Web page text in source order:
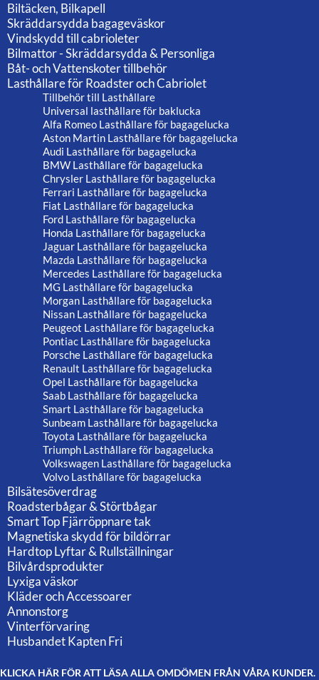
Biltäcken, Bilkapell
Skräddarsydda bagageväskor
Vindskydd till cabrioleter
Bilmattor - Skräddarsydda & Personliga
Båt- och Vattenskoter tillbehör
Lasthållare för Roadster och Cabriolet
Tillbehör till Lasthållare
Universal lasthållare för baklucka
Alfa Romeo Lasthållare för bagagelucka
Aston Martin Lasthållare för bagagelucka
Audi Lasthållare för bagagelucka
BMW Lasthållare för bagagelucka
Chrysler Lasthållare för bagagelucka
Ferrari Lasthållare för bagagelucka
Fiat Lasthållare för bagagelucka
Ford Lasthållare för bagagelucka
Honda Lasthållare för bagagelucka
Jaguar Lasthållare för bagagelucka
Mazda Lasthållare för bagagelucka
Mercedes Lasthållare för bagagelucka
MG Lasthållare för bagagelucka
Morgan Lasthållare för bagagelucka
Nissan Lasthållare för bagagelucka
Peugeot Lasthållare för bagagelucka
Pontiac Lasthållare för bagagelucka
Porsche Lasthållare för bagagelucka
Renault Lasthållare för bagagelucka
Opel Lasthållare för bagagelucka
Saab Lasthållare för bagagelucka
Smart Lasthållare för bagagelucka
Sunbeam Lasthållare för bagagelucka
Toyota Lasthållare för bagagelucka
Triumph Lasthållare för bagagelucka
Volkswagen Lasthållare för bagagelucka
Volvo Lasthållare för bagagelucka
Bilsätesöverdrag
Roadsterbågar & Störtbågar
Smart Top Fjärröppnare tak
Magnetiska skydd för bildörrar
Hardtop Lyftar & Rullställningar
Bilvårdsprodukter
Lyxiga väskor
Kläder och Accessoarer
Annonstorg
Vinterförvaring
Husbandet Kapten Fri
KLICKA HÄR FÖR ATT LÄSA ALLA OMDÖMEN FRÅN VÅRA KUNDER.